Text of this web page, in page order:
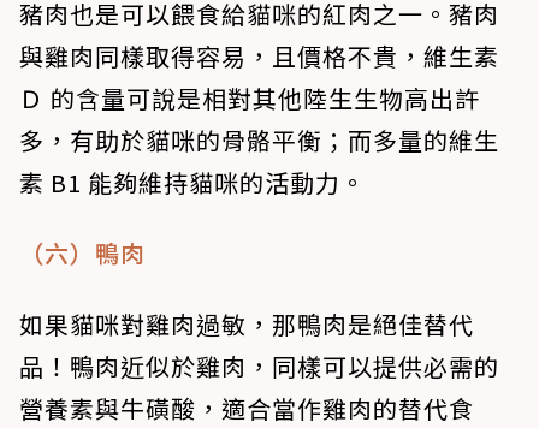
豬肉也是可以餵食給貓咪的紅肉之一。豬肉
與雞肉同樣取得容易，且價格不貴，維生素
Ｄ 的含量可說是相對其他陸生生物高出許
多，有助於貓咪的骨骼平衡；而多量的維生
素 B1 能夠維持貓咪的活動力。
（六）鴨肉
如果貓咪對雞肉過敏，那鴨肉是絕佳替代
品！鴨肉近似於雞肉，同樣可以提供必需的
營養素與牛磺酸，適合當作雞肉的替代食